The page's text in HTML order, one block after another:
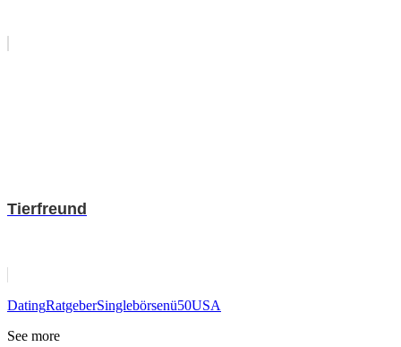
Tierfreund
DatingRatgeberSinglebörsenü50USA
See more